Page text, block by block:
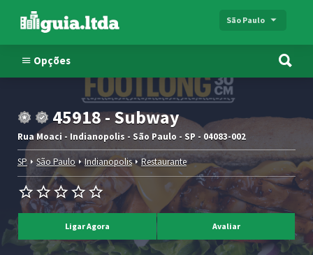
São Paulo
Opções
45918 - Subway
Rua Moaci - Indianopolis - São Paulo - SP - 04083-002
SP São Paulo Indianopolis Restaurante
Ligar Agora Avaliar